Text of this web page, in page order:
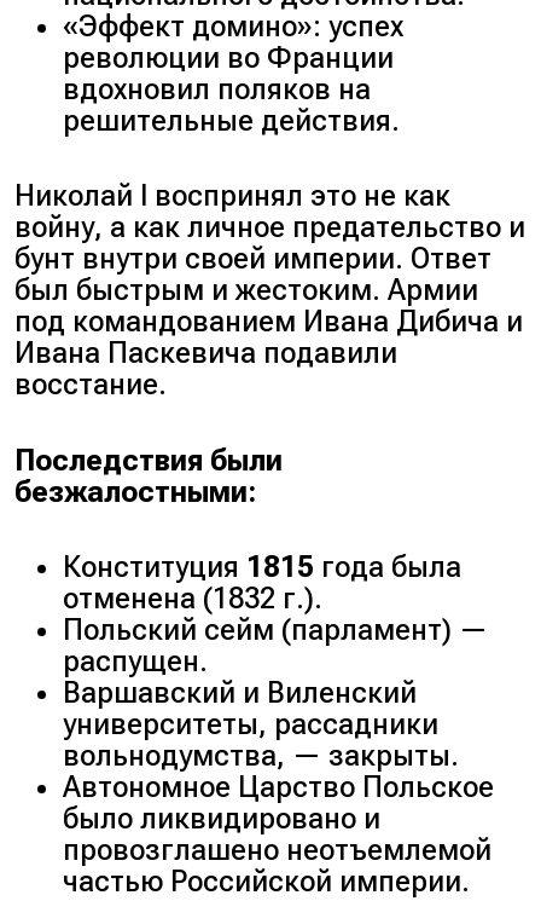
«Эффект домино»: успех
революции во Франции
вдохновил поляков на
решительные действия.
Николай I воспринял это не как
войну, а как личное предательство и
бунт внутри своей империи. Ответ
был быстрым и жестоким. Армии
под командованием Ивана Дибича и
Ивана Паскевича подавили
восстание.
Последствия были
безжалостными:
Конституция 1815 года была
отменена (1832 г.).
Польский сейм (парламент) —
распущен.
Варшавский и Виленский
университеты, рассадники
вольнодумства, — закрыты.
Автономное Царство Польское
было ликвидировано и
провозглашено неотъемлемой
частью Российской империи.